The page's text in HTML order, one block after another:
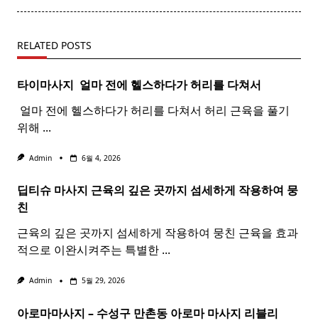
text">Page</span>
RELATED POSTS
타이마사지 ​ 얼마 전에 헬스하다가 허리를 다쳐서
​ 얼마 전에 헬스하다가 허리를 다쳐서 허리 근육을 풀기
위해 ...
Admin 6월 4, 2026
딥티슈 마사지 근육의 깊은 곳까지 섬세하게 작용하여 뭉
친
근육의 깊은 곳까지 섬세하게 작용하여 뭉친 근육을 효과
적으로 이완시켜주는 특별한 ...
Admin 5월 29, 2026
아로마마사지 – 수성구 만촌동 아로마 마사지 리블리